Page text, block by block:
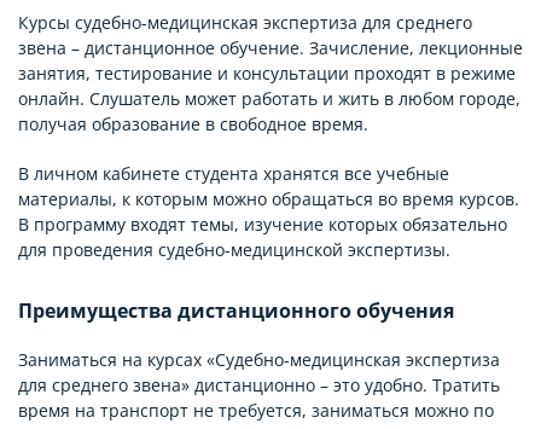
Курсы судебно-медицинская экспертиза для среднего
звена – дистанционное обучение. Зачисление, лекционные
занятия, тестирование и консультации проходят в режиме
онлайн. Слушатель может работать и жить в любом городе,
получая образование в свободное время.
В личном кабинете студента хранятся все учебные
материалы, к которым можно обращаться во время курсов.
В программу входят темы, изучение которых обязательно
для проведения судебно-медицинской экспертизы.
Преимущества дистанционного обучения
Заниматься на курсах «Судебно-медицинская экспертиза
для среднего звена» дистанционно – это удобно. Тратить
время на транспорт не требуется, заниматься можно по